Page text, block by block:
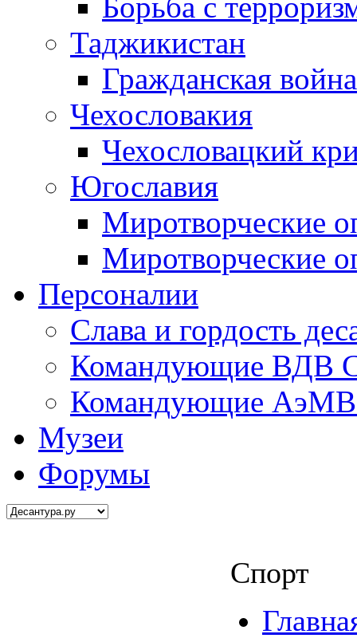
Таджикистан
Гражданская
Чехословакия
Чехословацкий
Югославия
Миротворческие
Миротворческие
Персоналии
Слава и гордость
Командующие ВДВ
Командующие АэМВ
Музеи
Форумы
Спорт